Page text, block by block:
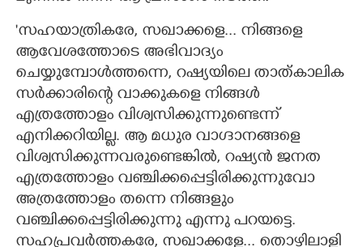
'സഹയാത്രികരേ,​ സഖാക്കളെ... നിങ്ങളെ
ആവേശത്തോടെ അഭിവാദ്യം
ചെയ്യുമ്പോൾത്തന്നെ,​ റഷ്യയിലെ താത്കാലിക
സർക്കാരിന്റെ വാക്കുകളെ നിങ്ങൾ
എത്രത്തോളം വിശ്വസിക്കുന്നുണ്ടെന്ന്
എനിക്കറിയില്ല. ആ മധുര വാഗ്ദാനങ്ങളെ
വിശ്വസിക്കുന്നവരുണ്ടെങ്കിൽ,​ റഷ്യൻ ജനത
എത്രത്തോളം വഞ്ചിക്കപ്പെട്ടിരിക്കുന്നുവോ
അത്രത്തോളം തന്നെ നിങ്ങളും
വഞ്ചിക്കപ്പെട്ടിരിക്കുന്നു എന്നു പറയട്ടെ.
സഹപ്രവർത്തകരേ,​ സഖാക്കളേ... തൊഴിലാളി